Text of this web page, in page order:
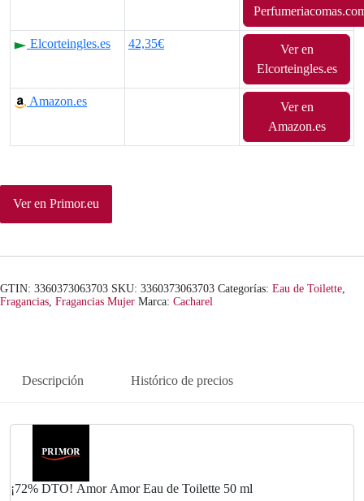
r
g
a
e
r
7
,
0
:
1
Elcorteingles.es 42,35€
Ver en
Elcorteingles.es
Amazon.es
Ver en
Amazon.es
Ver en Primor.eu
GTIN: 3360373063703 SKU: 3360373063703 Categorías: Eau de Toilette
Fragancias Fragancias Mujer Marca: Cacharel
Descripción Histórico de precios
¡72% DTO! Amor Amor Eau de Toilette 50 ml